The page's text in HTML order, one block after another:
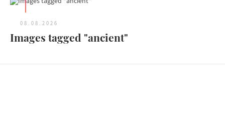
08.08.2026
Images tagged "ancient"